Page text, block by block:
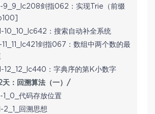
9_9_lc208剑指062：实现Trie（前缀
10_10_lc642：搜索自动补全系统
11_11_lc421剑指067：数组中两个数的最
12_12_lc440：字典序的第K小数字
：回溯算法（一）/
1_0_代码存放位置
2_1_回溯思想